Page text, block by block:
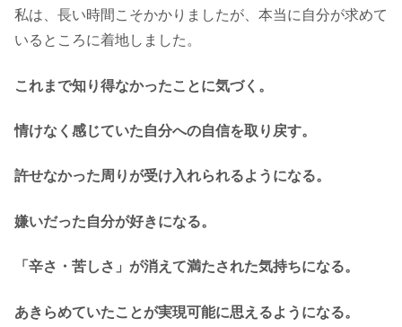
私は、長い時間こそかかりましたが、本当に自分が求めて
いるところに着地しました。
これまで知り得なかったことに気づく。
情けなく感じていた自分への自信を取り戻す。
許せなかった周りが受け入れられるようになる。
嫌いだった自分が好きになる。
「辛さ・苦しさ」が消えて満たされた気持ちになる。
あきらめていたことが実現可能に思えるようになる。